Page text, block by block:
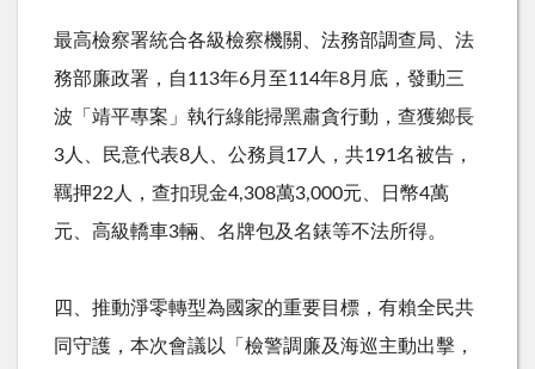
最高檢察署統合各級檢察機關、法務部調查局、法
務部廉政署，自113年6月至114年8月底，發動三
波「靖平專案」執行綠能掃黑肅貪行動，查獲鄉長
3人、民意代表8人、公務員17人，共191名被告，
羈押22 人，查扣現金4,308萬3,000元、日幣4萬
元、高級轎車3輛、名牌包及名錶等不法所得。
四、推動淨零轉型為國家的重要目標，有賴全民共
同守護，本次會議以「檢警調廉及海巡主動出擊，